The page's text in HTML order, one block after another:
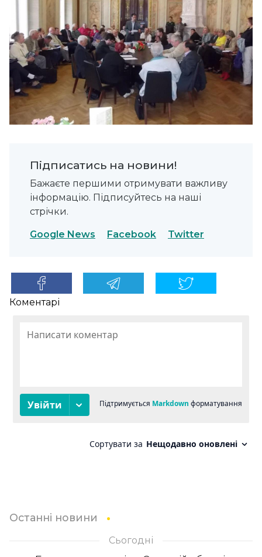
Підписатись на новини!
Бажаєте першими отримувати важливу
інформацію. Підписуйтесь на наші
стрічки.
Google News Facebook Twitter
Коментарі
Останні новини
Сьогодні